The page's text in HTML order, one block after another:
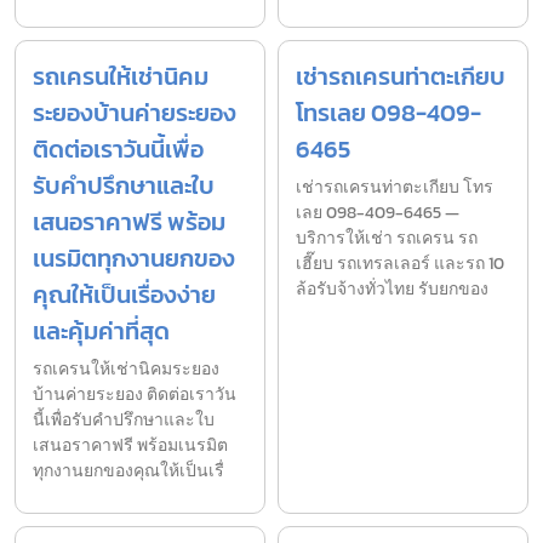
รถเครนให้เช่านิคม
ระยองบ้านค่ายระยอง
ติดต่อเราวันนี้เพื่อ
รับคำปรึกษาและใบ
เสนอราคาฟรี พร้อม
เนรมิตทุกงานยกของ
คุณให้เป็นเรื่องง่าย
และคุ้มค่าที่สุด
รถเครนให้เช่านิคมระยอง
บ้านค่ายระยอง ติดต่อเราวัน
นี้เพื่อรับคำปรึกษาและใบ
เสนอราคาฟรี พร้อมเนรมิต
ทุกงานยกของคุณให้เป็นเรื่
เช่ารถเครนท่าตะเกียบ
โทรเลย 098-409-
6465
เช่ารถเครนท่าตะเกียบ โทร
เลย 098-409-6465 —
บริการให้เช่า รถเครน รถ
เฮี๊ยบ รถเทรลเลอร์ และรถ 10
ล้อรับจ้างทั่วไทย รับยกของ